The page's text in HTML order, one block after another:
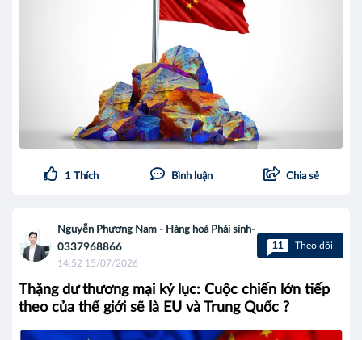
1 Thích Bình luận Chia sẻ
Nguyễn Phương Nam - Hàng hoá Phái sinh-
0337968866
14:52 15/07/2026
11 Theo dõi
Thặng dư thương mại kỷ lục: Cuộc chiến lớn tiếp
theo của thế giới sẽ là EU và Trung Quốc ?